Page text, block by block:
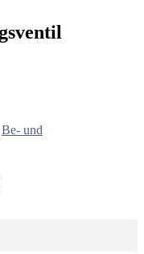
Be- und